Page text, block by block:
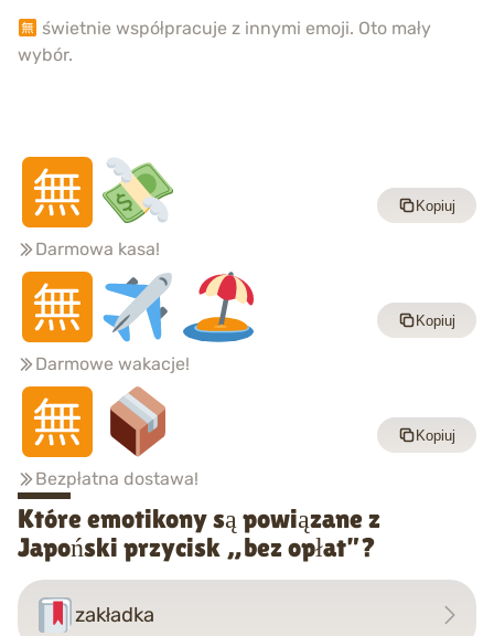
świetnie współpracuje z innymi emoji. Oto mały
wybór.
Darmowa kasa!
Kopiuj
Darmowe wakacje!
Kopiuj
Bezpłatna dostawa!
Kopiuj
Które emotikony są powiązane z
Japoński przycisk „bez opłat”?
zakładka